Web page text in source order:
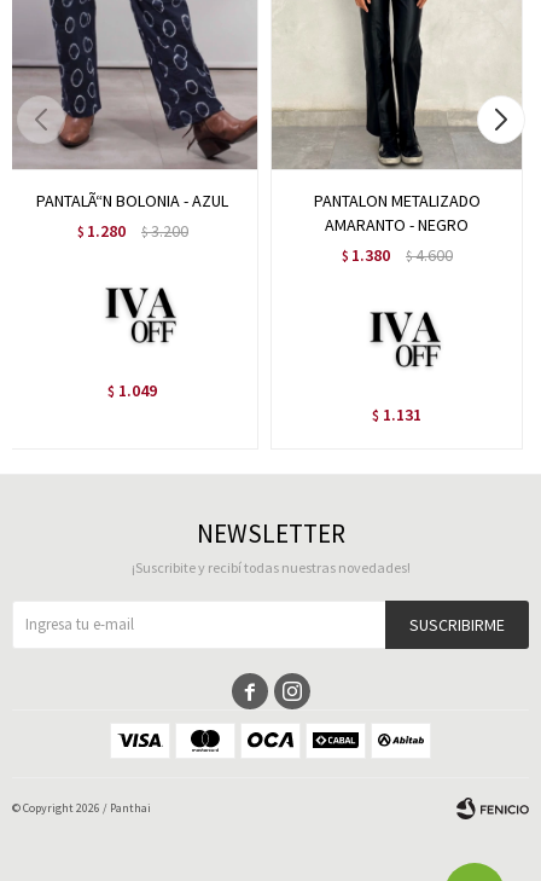
PANTALÃ“N BOLONIA - AZUL
$ 1.280 $3.200
$ 1.049
PANTALON METALIZADO
AMARANTO - NEGRO
$ 1.380 $4.600
$ 1.131
NEWSLETTER
¡Suscribite y recibí todas nuestras novedades!
SUSCRIBIRME
 
© Copyright 2026 / Panthai